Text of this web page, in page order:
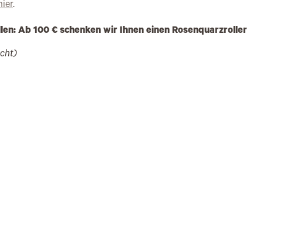
.
Ab 100 € schenken wir Ihnen einen Rosenquarzroller